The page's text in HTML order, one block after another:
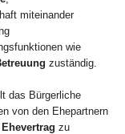
miteinander
wie
zuständig.
das Bürgerliche
von den Ehepartnern
Ehevertrag zu